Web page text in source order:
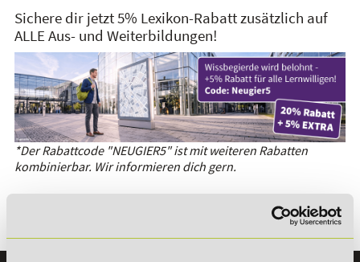
Sichere dir jetzt 5% Lexikon-Rabatt zusätzlich auf
ALLE Aus- und Weiterbildungen!
*Der Rabattcode "NEUGIER5" ist mit weiteren Rabatten
kombinierbar. Wir informieren dich gern.
Es gibt keine Einträge mit diesem Anfangsbuchstaben.